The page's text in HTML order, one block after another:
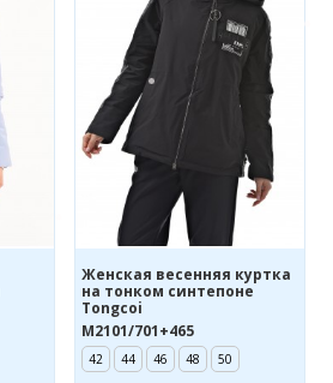
Женская весенняя куртка
на тонком синтепоне
Tongcoi
M2101/701+465
42 44 46 48 50